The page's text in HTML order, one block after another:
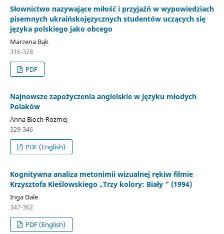
Słownictwo nazywające miłość i przyjaźń w wypowiedziach
pisemnych ukraińskojęzycznych studentów uczących się
języka polskiego jako obcego
Marzena Bąk
316-328
PDF
Najnowsze zapożyczenia angielskie w języku młodych
Polaków
Anna Bloch-Rozmej
329-346
PDF (English)
Kognitywna analiza metonimii wizualnej rękiw filmie
Krzysztofa Kieślowskiego „Trzy kolory: Biały ” (1994)
Inga Dale
347-362
PDF (English)